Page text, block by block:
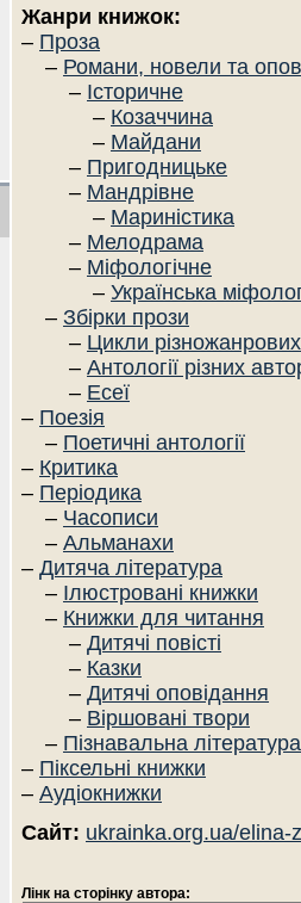
Жанри книжок:
– Проза
– Романи, новели та
– Історичне
– Козаччина
– Майдани
– Пригодницьке
– Мандрівне
– Мариністика
– Мелодрама
– Міфологічне
– Українська
– Збірки прози
– Цикли
– Антології різних
– Есеї
– Поезія
– Поетичні антології
– Критика
– Періодика
– Часописи
– Альманахи
– Дитяча література
– Ілюстровані книжки
– Книжки для читання
– Дитячі повісті
– Казки
– Дитячі оповідання
– Віршовані твори
– Пізнавальна література
– Піксельні книжки
– Аудіокнижки
Сайт: ukrainka.org.ua/elina-
Лінк на сторінку автора: